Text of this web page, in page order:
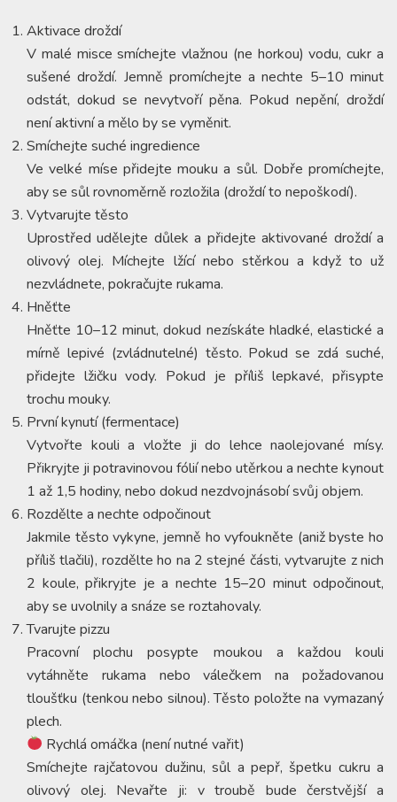
Aktivace droždí
V malé misce smíchejte vlažnou (ne horkou) vodu, cukr a
sušené droždí. Jemně promíchejte a nechte 5–10 minut
odstát, dokud se nevytvoří pěna. Pokud nepění, droždí
není aktivní a mělo by se vyměnit.
Smíchejte suché ingredience
Ve velké míse přidejte mouku a sůl. Dobře promíchejte,
aby se sůl rovnoměrně rozložila (droždí to nepoškodí).
Vytvarujte těsto
Uprostřed udělejte důlek a přidejte aktivované droždí a
olivový olej. Míchejte lžící nebo stěrkou a když to už
nezvládnete, pokračujte rukama.
Hněťte
Hněťte 10–12 minut, dokud nezískáte hladké, elastické a
mírně lepivé (zvládnutelné) těsto. Pokud se zdá suché,
přidejte lžičku vody. Pokud je příliš lepkavé, přisypte
trochu mouky.
První kynutí (fermentace)
Vytvořte kouli a vložte ji do lehce naolejované mísy.
Přikryjte ji potravinovou fólií nebo utěrkou a nechte kynout
1 až 1,5 hodiny, nebo dokud nezdvojnásobí svůj objem.
Rozdělte a nechte odpočinout
Jakmile těsto vykyne, jemně ho vyfoukněte (aniž byste ho
příliš tlačili), rozdělte ho na 2 stejné části, vytvarujte z nich
2 koule, přikryjte je a nechte 15–20 minut odpočinout,
aby se uvolnily a snáze se roztahovaly.
Tvarujte pizzu
Pracovní plochu posypte moukou a každou kouli
vytáhněte rukama nebo válečkem na požadovanou
tloušťku (tenkou nebo silnou). Těsto položte na vymazaný
plech.
Rychlá omáčka (není nutné vařit)
Smíchejte rajčatovou dužinu, sůl a pepř, špetku cukru a
olivový olej. Nevařte ji: v troubě bude čerstvější a